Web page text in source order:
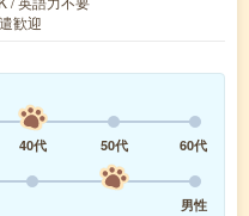
歓迎
40代 50代
60代
男性